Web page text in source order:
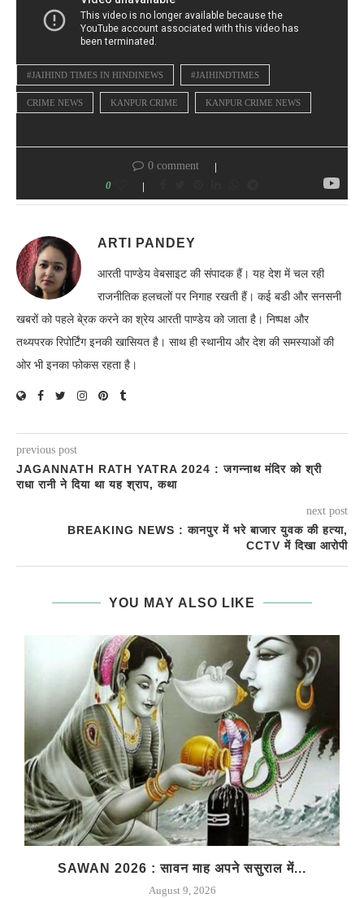
#JAIHIND TIMES IN HINDINEWS #JAIHINDTIMES
CRIME NEWS KANPUR CRIME KANPUR CRIME NEWS
0 comment
0
ARTI PANDEY
आरती पाण्डेय वेबसाइट की संपादक हैं। यह देश में चल रही
राजनीतिक हलचलों पर निगाह रखती हैं। कई बडी और सनसनी
खबरों को पहले बे्रक करने का श्रेय आरती पाण्डेय को जाता है। निष्पक्ष और
तथ्यपरक रिपोर्टिंग इनकी खासियत है। साथ ही स्थानीय और देश की समस्याओं की
ओर भी इनका फोकस रहता है।
previous post
JAGANNATH RATH YATRA 2024 : जगन्नाथ मंदिर को श्री
राधा रानी ने दिया था यह श्राप, कथा
next post
BREAKING NEWS : कानपुर में भरे बाजार युवक की हत्या,
CCTV में दिखा आरोपी
YOU MAY ALSO LIKE
SAWAN 2026 : सावन माह अपने ससुराल में...
August 9, 2026